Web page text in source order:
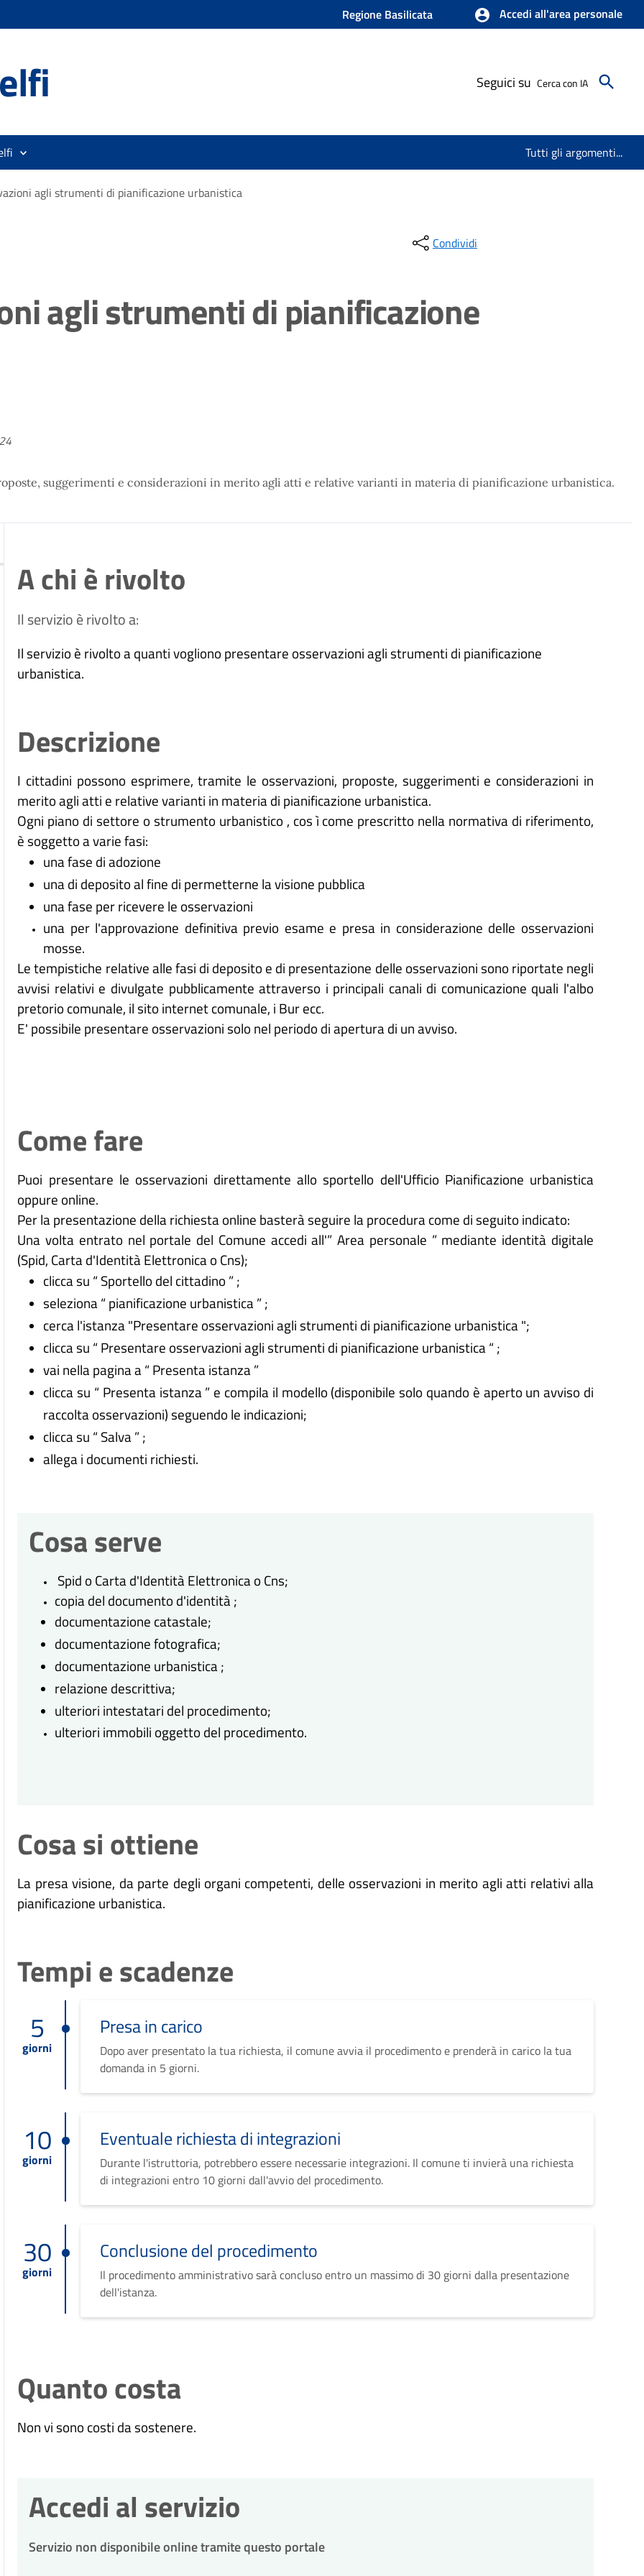
Regione Basilicata Accedi all'area personale
Seguici su Cerca con IA
Tutti gli argomenti...
agli strumenti di pianificazione urbanistica
Condividi
agli strumenti di pianificazione
suggerimenti e considerazioni in merito agli atti e relative varianti in materia di pianificazione urbanistica.
A chi è rivolto
Il servizio è rivolto a:
Il servizio è rivolto a quanti vogliono presentare osservazioni agli strumenti di pianificazione
urbanistica.
Descrizione
I cittadini possono esprimere, tramite le osservazioni, proposte, suggerimenti e considerazioni in
merito agli atti e relative varianti in materia di pianificazione urbanistica.
Ogni piano di settore o strumento urbanistico , cos ì come prescritto nella normativa di riferimento,
è soggetto a varie fasi:
una fase di adozione
una di deposito al fine di permetterne la visione pubblica
una fase per ricevere le osservazioni
una per l'approvazione definitiva previo esame e presa in considerazione delle osservazioni
mosse.
Le tempistiche relative alle fasi di deposito e di presentazione delle osservazioni sono riportate negli
avvisi relativi e divulgate pubblicamente attraverso i principali canali di comunicazione quali l'albo
pretorio comunale, il sito internet comunale, i Bur ecc.
E' possibile presentare osservazioni solo nel periodo di apertura di un avviso.
Come fare
Puoi presentare le osservazioni direttamente allo sportello dell'Ufficio Pianificazione urbanistica
oppure online.
Per la presentazione della richiesta online basterà seguire la procedura come di seguito indicato:
Una volta entrato nel portale del Comune accedi all'” Area personale ” mediante identità digitale
(Spid, Carta d'Identità Elettronica o Cns);
clicca su “ Sportello del cittadino ” ;
seleziona “ pianificazione urbanistica ” ;
cerca l'istanza "Presentare osservazioni agli strumenti di pianificazione urbanistica ";
clicca su “ Presentare osservazioni agli strumenti di pianificazione urbanistica “ ;
vai nella pagina a “ Presenta istanza ”
clicca su “ Presenta istanza ” e compila il modello (disponibile solo quando è aperto un avviso di
raccolta osservazioni) seguendo le indicazioni;
clicca su “ Salva ” ;
allega i documenti richiesti.
Cosa serve
Spid o Carta d'Identità Elettronica o Cns;
copia del documento d'identità ;
documentazione catastale;
documentazione fotografica;
documentazione urbanistica ;
relazione descrittiva;
ulteriori intestatari del procedimento;
ulteriori immobili oggetto del procedimento.
Cosa si ottiene
La presa visione, da parte degli organi competenti, delle osservazioni in merito agli atti relativi alla
pianificazione urbanistica.
Tempi e scadenze
5
giorni
Presa in carico
Dopo aver presentato la tua richiesta, il comune avvia il procedimento e prenderà in carico la tua
domanda in 5 giorni.
10
giorni
Eventuale richiesta di integrazioni
Durante l'istruttoria, potrebbero essere necessarie integrazioni. Il comune ti invierà una richiesta
di integrazioni entro 10 giorni dall'avvio del procedimento.
30
giorni
Conclusione del procedimento
Il procedimento amministrativo sarà concluso entro un massimo di 30 giorni dalla presentazione
dell'istanza.
Quanto costa
Non vi sono costi da sostenere.
Accedi al servizio
Servizio non disponibile online tramite questo portale